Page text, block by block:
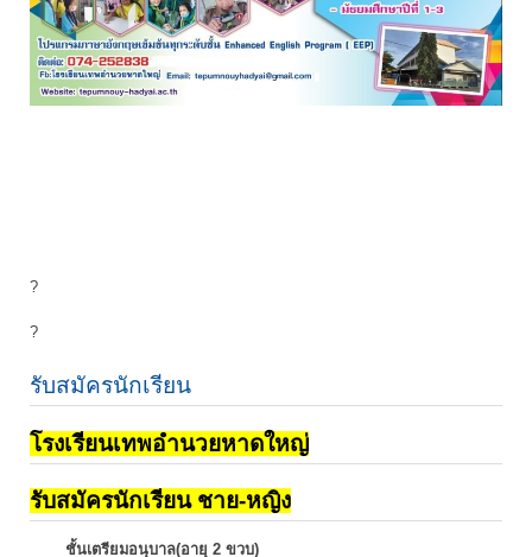
?
?
รับสมัครนักเรียน
โรงเรียนเทพอำนวยหาดใหญ่
รับสมัครนักเรียน ชาย-หญิง
ชั้นเตรียมอนุบาล(อายุ 2 ขวบ)